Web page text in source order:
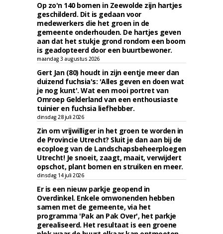
Op zo'n 140 bomen in Zeewolde zijn hartjes
geschilderd. Dit is gedaan voor
medewerkers die het groen in de
gemeente onderhouden. De hartjes geven
aan dat het stukje grond rondom een boom
is geadopteerd door een buurtbewoner.
maandag 3 augustus 2026
Gert Jan (80) houdt in zijn eentje meer dan
duizend fuchsia's: 'Alles geven en doen wat
je nog kunt'. Wat een mooi portret van
Omroep Gelderland van een enthousiaste
tuinier en fuchsia liefhebber.
dinsdag 28 juli 2026
Zin om vrijwilliger in het groen te worden in
de Provincie Utrecht? Sluit je dan aan bij de
ecoploeg van de Landschapsbeheerploegen
Utrecht! Je snoeit, zaagt, maait, verwijdert
opschot, plant bomen en struiken en meer.
dinsdag 14 juli 2026
Er is een nieuw parkje geopend in
Overdinkel. Enkele omwonenden hebben
samen met de gemeente, via het
programma 'Pak an Pak Over', het parkje
gerealiseerd. Het resultaat is een groene